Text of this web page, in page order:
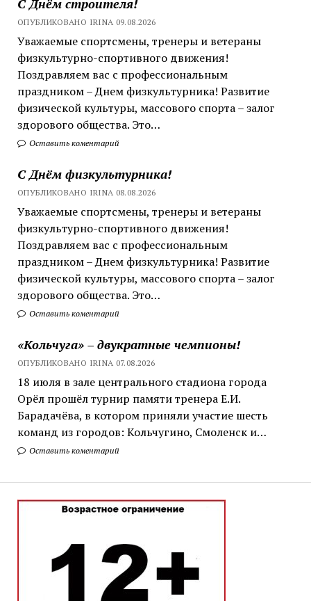
ОПУБЛИКОВАНО IRINA 09.08.2026
Уважаемые спортсмены, тренеры и ветераны
физкультурно-спортивного движения!
Поздравляем вас с профессиональным
праздником – Днем физкультурника! Развитие
физической культуры, массового спорта – залог
здорового общества. Это…
Оставить коментарий
С Днём физкультурника!
ОПУБЛИКОВАНО IRINA 08.08.2026
Уважаемые спортсмены, тренеры и ветераны
физкультурно-спортивного движения!
Поздравляем вас с профессиональным
праздником – Днем физкультурника! Развитие
физической культуры, массового спорта – залог
здорового общества. Это…
Оставить коментарий
«Кольчуга» – двукратные чемпионы!
ОПУБЛИКОВАНО IRINA 07.08.2026
18 июля в зале центрального стадиона города
Орёл прошёл турнир памяти тренера Е.И.
Барадачёва, в котором приняли участие шесть
команд из городов: Кольчугино, Смоленск и…
Оставить коментарий